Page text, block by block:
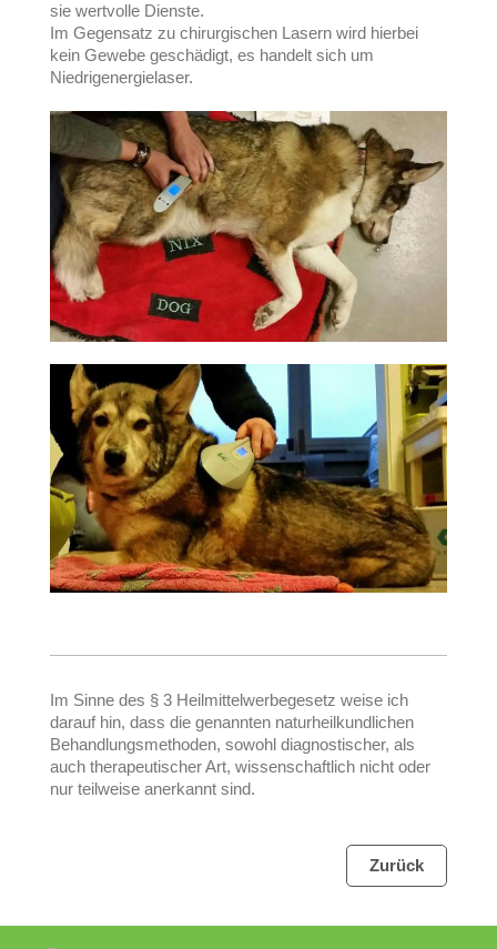
sie wertvolle Dienste.
Im Gegensatz zu chirurgischen Lasern wird hierbei
kein Gewebe geschädigt, es handelt sich um
Niedrigenergielaser.
Im Sinne des § 3 Heilmittelwerbegesetz weise ich
darauf hin, dass die genannten naturheilkundlichen
Behandlungsmethoden, sowohl diagnostischer, als
auch therapeutischer Art, wissenschaftlich nicht oder
nur teilweise anerkannt sind.
Zurück